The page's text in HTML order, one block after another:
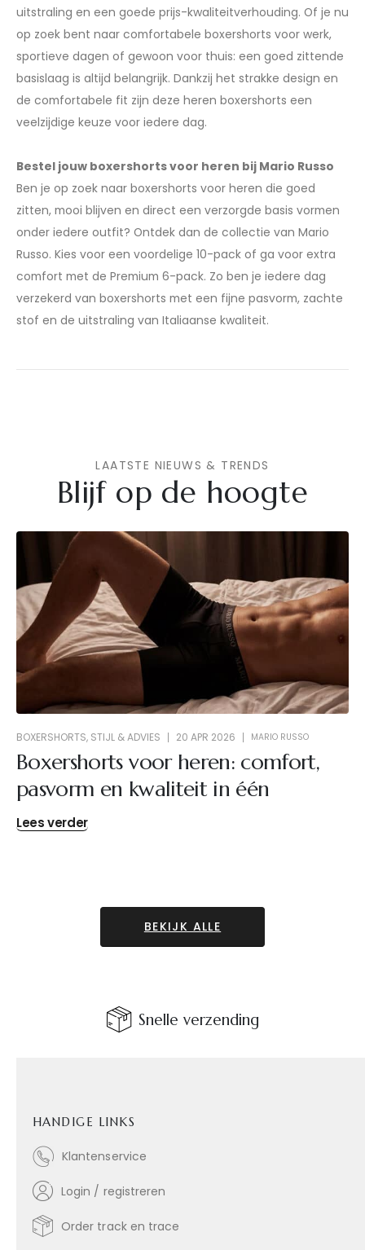
uitstraling en een goede prijs-kwaliteitverhouding. Of je nu
op zoek bent naar comfortabele boxershorts voor werk,
sportieve dagen of gewoon voor thuis: een goed zittende
basislaag is altijd belangrijk. Dankzij het strakke design en
de comfortabele fit zijn deze heren boxershorts een
veelzijdige keuze voor iedere dag.
Bestel jouw boxershorts voor heren bij Mario Russo
Ben je op zoek naar boxershorts voor heren die goed
zitten, mooi blijven en direct een verzorgde basis vormen
onder iedere outfit? Ontdek dan de collectie van Mario
Russo. Kies voor een voordelige 10-pack of ga voor extra
comfort met de Premium 6-pack. Zo ben je iedere dag
verzekerd van boxershorts met een fijne pasvorm, zachte
stof en de uitstraling van Italiaanse kwaliteit.
LAATSTE NIEUWS & TRENDS
Blijf op de hoogte
BOXERSHORTS, STIJL & ADVIES 20 APR 2026 MARIO RUSSO
Boxershorts voor heren: comfort,
pasvorm en kwaliteit in één
Lees verder
BEKIJK ALLE
Snelle verzending
HANDIGE LINKS
Klantenservice
Login / registreren
Order track en trace